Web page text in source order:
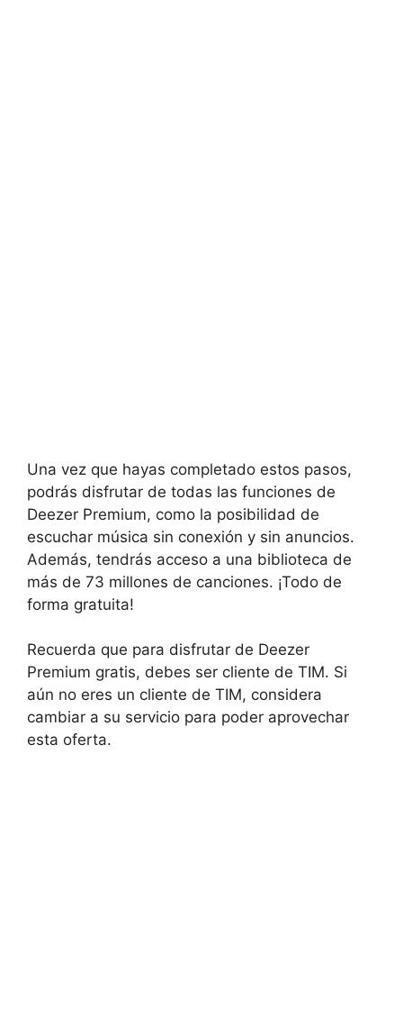
Una vez que hayas completado estos pasos,
podrás disfrutar de todas las funciones de
Deezer Premium, como la posibilidad de
escuchar música sin conexión y sin anuncios.
Además, tendrás acceso a una biblioteca de
más de 73 millones de canciones. ¡Todo de
forma gratuita!
Recuerda que para disfrutar de Deezer
Premium gratis, debes ser cliente de TIM. Si
aún no eres un cliente de TIM, considera
cambiar a su servicio para poder aprovechar
esta oferta.